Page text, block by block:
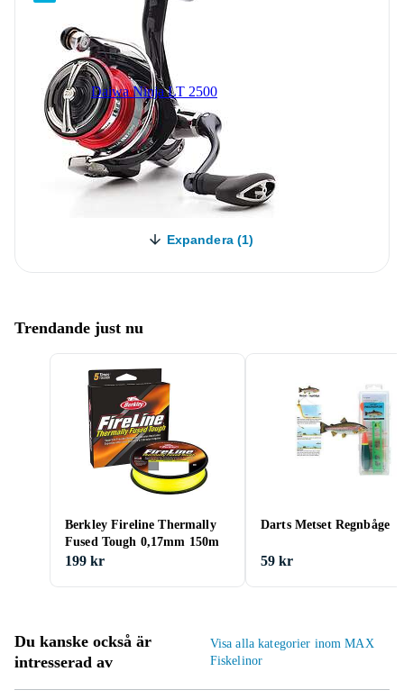
Daiwa Ninja LT 2500
Expandera (1)
Trendande just nu
Berkley Fireline Thermally
Fused Tough 0,17mm 150m
199 kr
Darts Metset Regnbåge
59 kr
Du kanske också är
intresserad av
Visa alla kategorier inom MAX
Fiskelinor